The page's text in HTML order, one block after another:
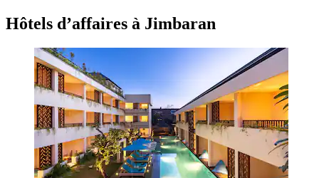
Hôtels d’affaires à Jimbaran